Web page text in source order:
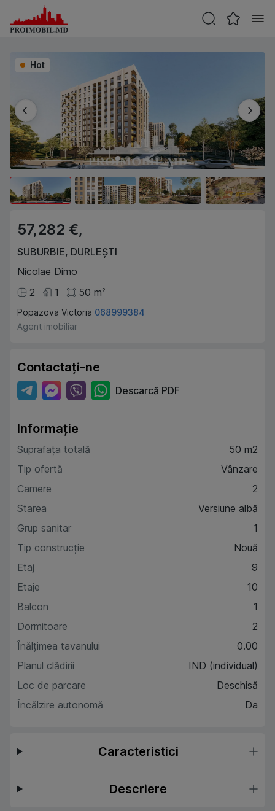
Hot
57,282 €,
SUBURBIE, DURLEȘTI
Nicolae Dimo
2
1 50 m2
Popazova Victoria 068999384
Agent imobiliar
Contactați-ne
Descarcă PDF
Informație
Suprafața totală
50 m2
Tip ofertă
Vânzare
Camere
2
Starea
Versiune albă
Grup sanitar
1
Tip construcție
Nouă
Etaj
9
Etaje
10
Balcon
1
Dormitoare
2
Înălțimea tavanului
0.00
Planul clădirii
IND (individual)
Loc de parcare
Deschisă
Încălzire autonomă
Da
Caracteristici
Descriere